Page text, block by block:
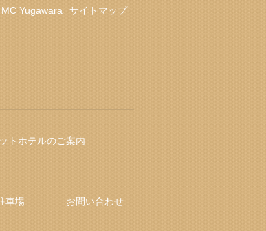
MC Yugawara サイトマップ
トホテルのご案内
車場 お問い合わせ